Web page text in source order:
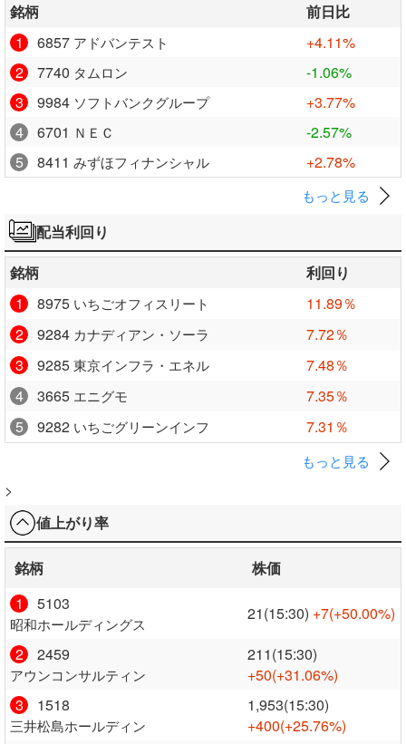
銘柄
前日比
1
6857 アドバンテスト
+4.11%
2
7740 タムロン
-1.06%
3
9984 ソフトバンクグループ
+3.77%
4
6701 ＮＥＣ
-2.57%
5
8411 みずほフィナンシャル +2.78%
もっと見る
配当利回り
銘柄
利回り
1
8975 いちごオフィスリート
11.89％
2
9284 カナディアン・ソーラ
7.72％
3
9285東京インフラ・エネル
7.48％
4
3665 エニグモ
7.35％
5
9282 いちごグリーンインフ 7.31％
もっと見る
>
値上がり率
銘柄
株価
1
5103
昭和ホールディングス
21(15:30) +7(+50.00%)
2
2459
アウンコンサルティン
211(15:30)
+50(+31.06%)
3
1518
三井松島ホールディン
1,953(15:30)
+400(+25.76%)